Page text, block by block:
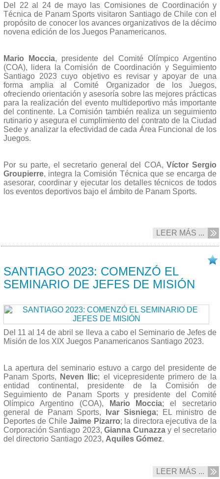
Del 22 al 24 de mayo las Comisiones de Coordinación y
Técnica de Panam Sports visitaron Santiago de Chile con el
propósito de conocer los avances organizativos de la décimo
novena edición de los Juegos Panamericanos.
Mario Moccia, presidente del Comité Olímpico Argentino
(COA), lidera la Comisión de Coordinación y Seguimiento
Santiago 2023 cuyo objetivo es revisar y apoyar de una
forma amplia al Comité Organizador de los Juegos,
ofreciendo orientación y asesoría sobre las mejores prácticas
para la realización del evento multideportivo más importante
del continente. La Comisión también realiza un seguimiento
rutinario y asegura el cumplimiento del contrato de la Ciudad
Sede y analizar la efectividad de cada Área Funcional de los
Juegos.
Por su parte, el secretario general del COA,Víctor Sergio
Groupierre, integra la Comisión Técnica que se encarga de
asesorar, coordinar y ejecutar los detalles técnicos de todos
los eventos deportivos bajo el ámbito de Panam Sports.
LEER MÁS ...
SANTIAGO 2023: COMENZÓ EL
SEMINARIO DE JEFES DE MISIÓN
Del 11 al 14 de abril se lleva a cabo el Seminario de Jefes de
Misión de los XIX Juegos Panamericanos Santiago 2023.
La apertura del seminario estuvo a cargo del presidente de
Panam Sports,
Neven Ilic; el vicepresidente primero de la
entidad continental, presidente de la Comisión de
Seguimiento de Panam Sports y presidente del Comité
Olímpico Argentino (COA),
Mario Moccia; el secretario
general de Panam Sports,
Ivar Sisniega; EL ministro de
Deportes de ChileJaime Pizarro; la directora ejecutiva de la
Corporación Santiago 2023,Gianna Cunazzay el secretario
del directorio Santiago 2023, Aquiles Gómez.
LEER MÁS ...